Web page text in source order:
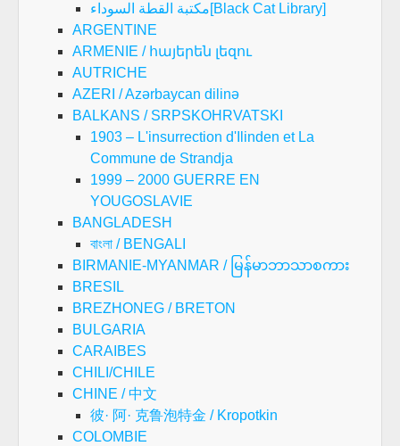
مكتبة القطة السوداء[Black Cat Library]
ARGENTINE
ARMENIE / հայերեն լեզու
AUTRICHE
AZERI / Azərbaycan dilinə
BALKANS / SRPSKOHRVATSKI
1903 – L'insurrection d'Ilinden et La
Commune de Strandja
1999 – 2000 GUERRE EN
YOUGOSLAVIE
BANGLADESH
বাংলা / BENGALI
BIRMANIE-MYANMAR / မြန်မာဘာသာစကား
BRESIL
BREZHONEG / BRETON
BULGARIA
CARAIBES
CHILI/CHILE
CHINE / 中文
彼· 阿· 克鲁泡特金 / Kropotkin
COLOMBIE